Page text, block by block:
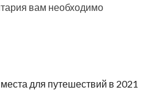
вам необходимо
для путешествий в 2021